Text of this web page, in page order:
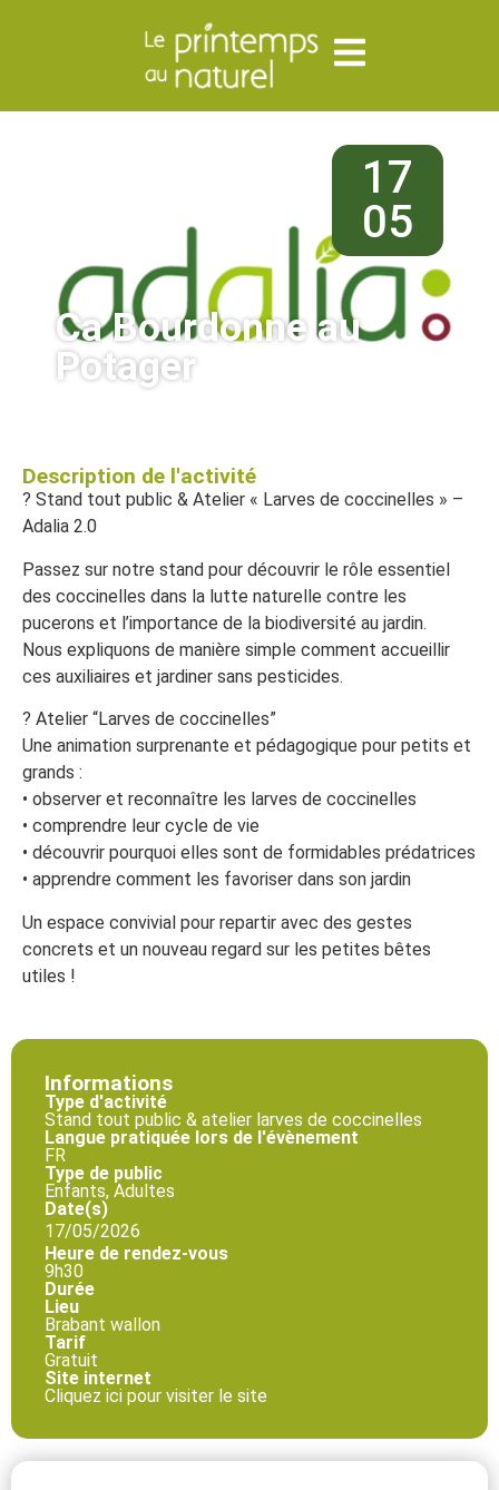
17
05
Ca Bourdonne au
Potager
Description de l'activité
? Stand tout public & Atelier « Larves de coccinelles » –
Adalia 2.0
Passez sur notre stand pour découvrir le rôle essentiel
des coccinelles dans la lutte naturelle contre les
pucerons et l’importance de la biodiversité au jardin.
Nous expliquons de manière simple comment accueillir
ces auxiliaires et jardiner sans pesticides.
? Atelier “Larves de coccinelles”
Une animation surprenante et pédagogique pour petits et
grands :
• observer et reconnaître les larves de coccinelles
• comprendre leur cycle de vie
• découvrir pourquoi elles sont de formidables prédatrices
• apprendre comment les favoriser dans son jardin
Un espace convivial pour repartir avec des gestes
concrets et un nouveau regard sur les petites bêtes
utiles !
Informations
Type d'activité
Stand tout public & atelier larves de coccinelles
Langue pratiquée lors de l'évènement
FR
Type de public
Enfants, Adultes
Date(s)
17/05/2026
Heure de rendez-vous
9h30
Durée
Lieu
Brabant wallon
Tarif
Gratuit
Site internet
Cliquez ici pour visiter le site